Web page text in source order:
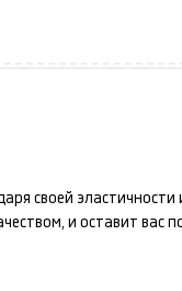
своей
и оставит вас